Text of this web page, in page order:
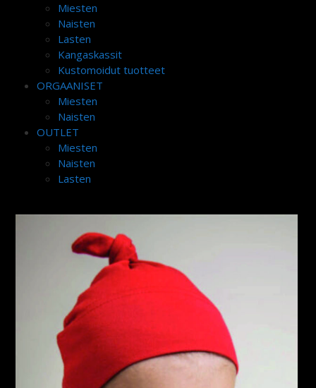
Miesten
Naisten
Lasten
Kangaskassit
Kustomoidut tuotteet
ORGAANISET
Miesten
Naisten
OUTLET
Miesten
Naisten
Lasten